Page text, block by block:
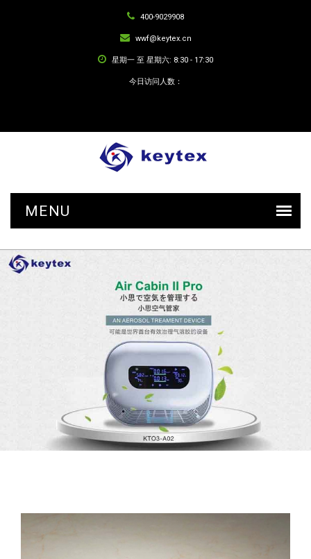
400-9029908
wwf@keytex.cn
星期一 至 星期六: 8:30 - 17:30
今日访问人数：